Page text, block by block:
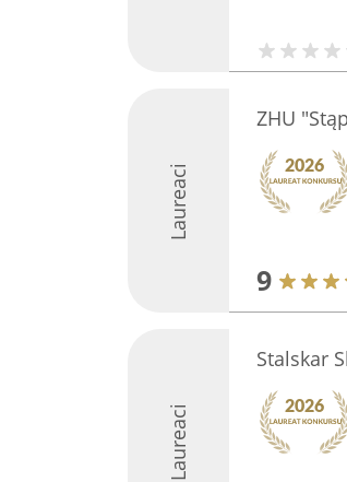
Laureaci
ZHU
9
Laureaci
Stalskar